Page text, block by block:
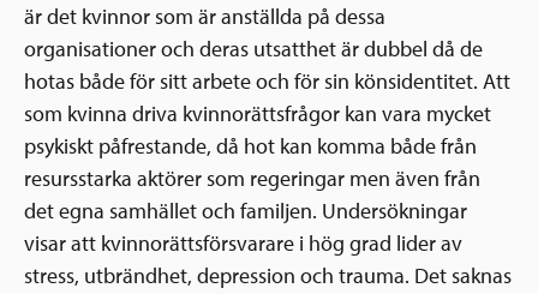
är det kvinnor som är anställda på dessa
organisationer och deras utsatthet är dubbel då de
hotas både för sitt arbete och för sin könsidentitet. Att
som kvinna driva kvinnorättsfrågor kan vara mycket
psykiskt påfrestande, då hot kan komma både från
resursstarka aktörer som regeringar men även från
det egna samhället och familjen. Undersökningar
visar att kvinnorättsförsvarare i hög grad lider av
stress, utbrändhet, depression och trauma. Det saknas